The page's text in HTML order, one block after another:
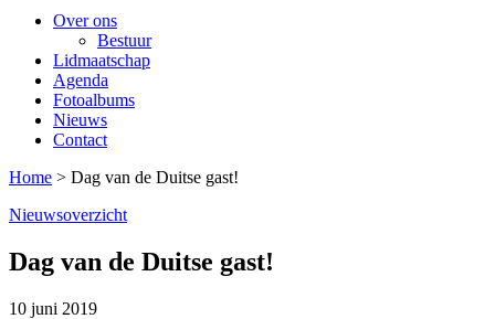
Over ons
Bestuur
Lidmaatschap
Agenda
Fotoalbums
Nieuws
Contact
Home > Dag van de Duitse gast!
Nieuwsoverzicht
Dag van de Duitse gast!
10 juni 2019